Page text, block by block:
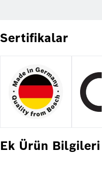
Sertifikalar
Ek Ürün Bilgileri